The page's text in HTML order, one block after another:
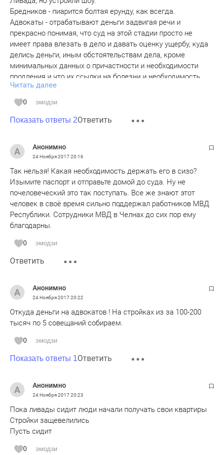
Бредников - пиарится болтая ерунду, как всегда.
Адвокаты - отрабатывают деньги задвигая речи и
прекрасно понимая, что суд на этой стадии просто не
имеет права влезать в дело и давать оценку ущербу, куда
делись деньги, иным обстоятельствам дела, кроме
минимальных данных о причастности и необходимости
продления и что их ссылки на болезни и необходимость
освобождения без заключения установленного ст. 110
УПК и Постанвлением правительства тоже суд принять во
внимание права не имеет и т.п. - то есть просто тупо
показывают Ливаде «работу».
пытается на апелляции продления стражи убедить в своей
невиновности.
предлагают убрать её с этой стадии, как бессмысленную.
Читать далее
0 эмодзи
Показать ответы 2Ответить
Анонимно
24 Ноября 201720:16
Так нельзя! Какая необходимость держать его в сизо?
Изымите паспорт и отправьте домой до суда. Ну не
почеловеческий это так поступать. Все же знают этот
человек в своё время сильно поддержал работников МВД
Республики. Сотрудники МВД в Челнах до сих пор ему
благодарны.
0 эмодзи
Ответить
Анонимно
24 Ноября 201720:22
Откуда деньги на адвокатов ! На стройках из за 100-200
тысяч по 5 совещаний собираем.
0 эмодзи
Показать ответы 1Ответить
Анонимно
24 Ноября 201720:23
Пока ливады сидит люди начали получать свои квартиры
Стройки защевелились
Пусть сидит
0 эмодзи